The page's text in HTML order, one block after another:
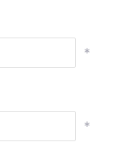
*
*